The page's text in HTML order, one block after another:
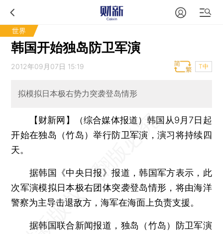
世界
韩国开始独岛防卫军演
2012年09月07日 15:19 T中
拟模拟日本极右势力突袭登岛情形
【财新网】（综合媒体报道）韩国从9月7日起
开始在独岛（竹岛）举行防卫军演，演习将持续四
天。
据韩国《中央日报》报道，韩国军方表示，此
次军演模拟日本极右团体突袭登岛情形，将由海洋
警察为主导击退敌方，海军在海面上负责支援。
据韩国联合新闻报道，独岛（竹岛）防卫军演